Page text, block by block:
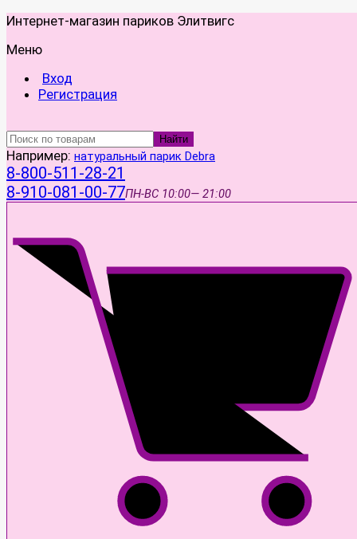
Интернет-магазин париков Элитвигс
Меню
Вход
Регистрация
Найти
Например: натуральный парик Debra
8-800-511-28-21
8-910-081-00-77ПН-ВС 10:00— 21:00